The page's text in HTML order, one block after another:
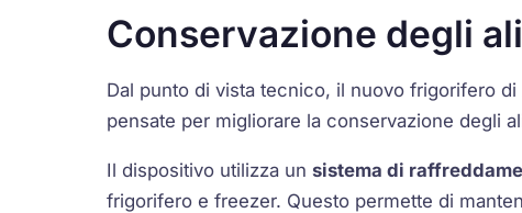
Conservazione degli
Dal punto di vista tecnico, il nuovo frigorifero
pensate per migliorare la conservazione degli
Il dispositivo utilizza unsistema di
frigorifero e freezer. Questo permette di